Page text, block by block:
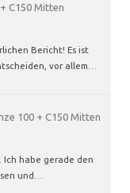
C150 Mitten
Bericht! Es ist
vor allem…
100 + C150 Mitten
Ich habe gerade den
und…